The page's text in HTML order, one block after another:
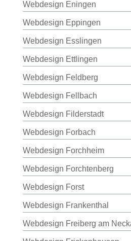
Webdesign Eningen
Webdesign Eppingen
Webdesign Esslingen
Webdesign Ettlingen
Webdesign Feldberg
Webdesign Fellbach
Webdesign Filderstadt
Webdesign Forbach
Webdesign Forchheim
Webdesign Forchtenberg
Webdesign Forst
Webdesign Frankenthal
Webdesign Freiberg am